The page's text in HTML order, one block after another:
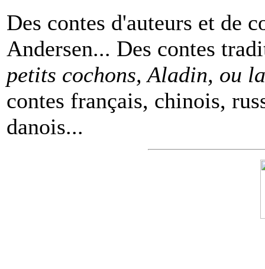
Des contes d'auteurs et de
Andersen... Des contes
petits cochons, Aladin, ou
contes français, chinois,
danois...